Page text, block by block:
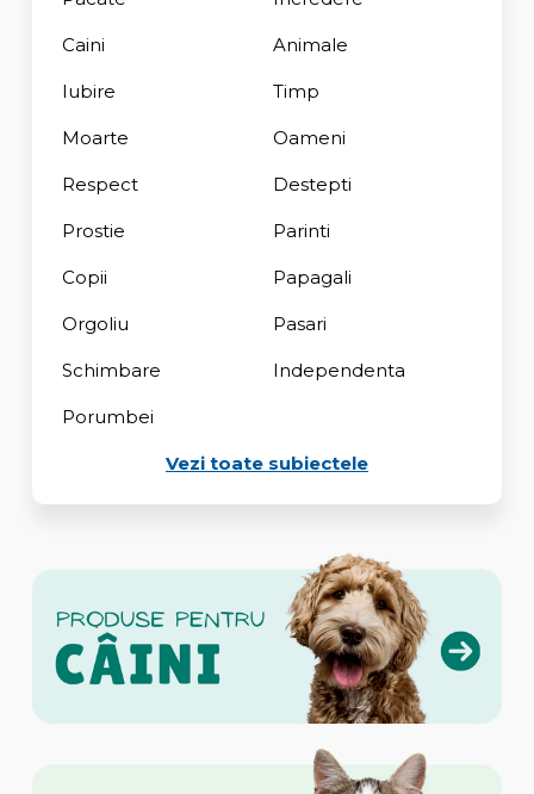
Caini Animale
Iubire Timp
Moarte Oameni
Respect Destepti
Prostie Parinti
Copii Papagali
Orgoliu Pasari
Schimbare Independenta
Porumbei
Vezi toate subiectele